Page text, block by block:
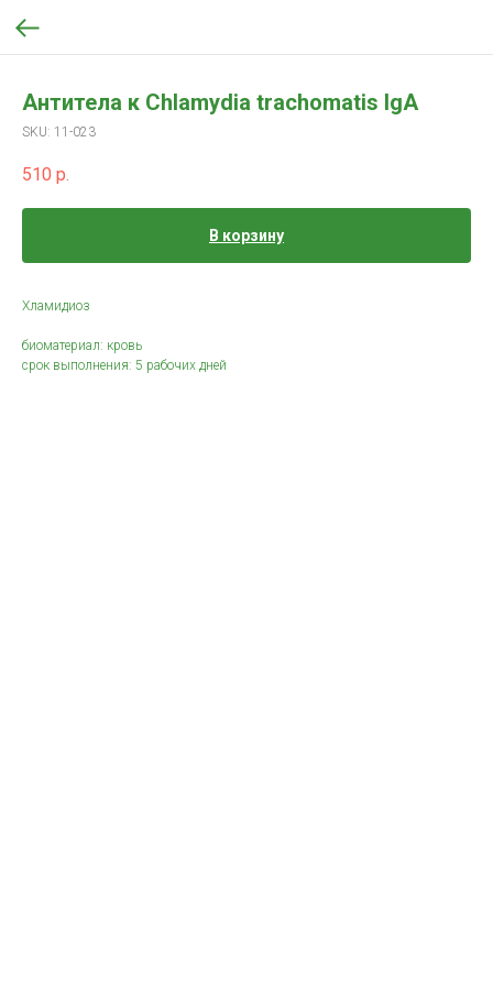
Антитела к Chlamydia trachomatis IgА
SKU: 11-023
510 р.
В корзину
Хламидиоз
биоматериал: кровь
срок выполнения: 5 рабочих дней